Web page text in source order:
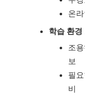
온
학습 환경
조
보
필
비